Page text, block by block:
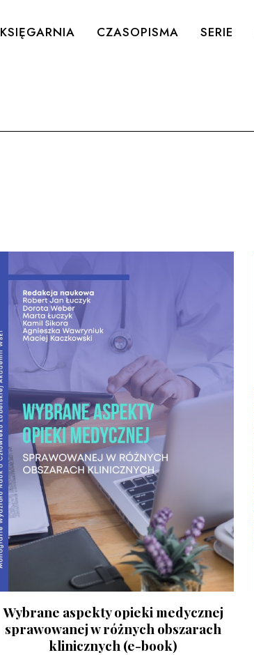
KSIĘGARNIA CZASOPISMA SERIE
Wybrane aspekty opieki medycznej
sprawowanej w różnych obszarach
klinicznych (e-book)